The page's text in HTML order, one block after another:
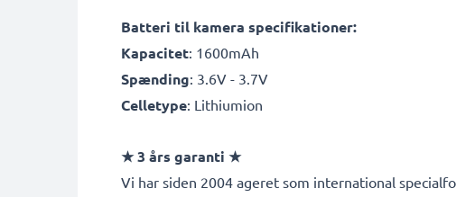
Batteri til kamera specifikationer:
Kapacitet: 1600mAh
Spænding: 3.6V - 3.7V
Celletype: Lithiumion
★ 3 års garanti ★
Vi har siden 2004 ageret som international